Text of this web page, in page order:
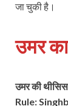
जा चुकी है।
उमर
उमर की
Rule: